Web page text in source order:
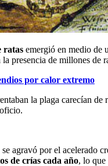
ratas emergió en medio de
presencia de millones de
por calor extremo
la plaga carecían
agravó por el acelerado
de crías cada año, lo que